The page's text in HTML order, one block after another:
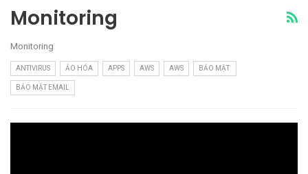
Monitoring
Monitoring
ANTIVIRUS ẢO HÓA APPS AWS AWS BẢO MẬT
BẢO MẬT EMAIL